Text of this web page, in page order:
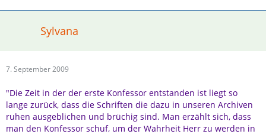
Sylvana
7. September 2009
"Die Zeit in der der erste Konfessor entstanden ist liegt so
lange zurück, dass die Schriften die dazu in unseren Archiven
ruhen ausgeblichen und brüchig sind. Man erzählt sich, dass
man den Konfessor schuf, um der Wahrheit Herr zu werden in